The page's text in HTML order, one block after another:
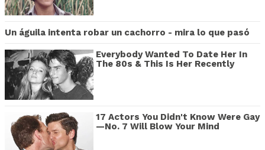
Un águila intenta robar un cachorro - mira lo que pasó
Everybody Wanted To Date Her In
The 80s & This Is Her Recently
17 Actors You Didn't Know Were Gay
—No. 7 Will Blow Your Mind